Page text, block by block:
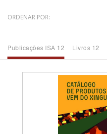
Povo Indígena
Área de Levantamento
ORDENAR POR:
Publicações ISA 12 Livros 12